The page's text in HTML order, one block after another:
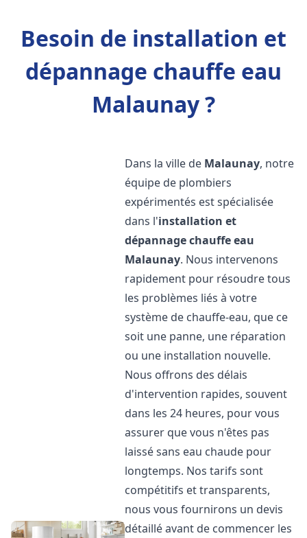
Besoin de installation et
dépannage chauffe eau
Malaunay ?
Dans la ville de Malaunay, notre
équipe de plombiers
expérimentés est spécialisée
dans l'installation et
dépannage chauffe eau
Malaunay. Nous intervenons
rapidement pour résoudre tous
les problèmes liés à votre
système de chauffe-eau, que ce
soit une panne, une réparation
ou une installation nouvelle.
Nous offrons des délais
d'intervention rapides, souvent
dans les 24 heures, pour vous
assurer que vous n'êtes pas
laissé sans eau chaude pour
longtemps. Nos tarifs sont
compétitifs et transparents,
nous vous fournirons un devis
détaillé avant de commencer les